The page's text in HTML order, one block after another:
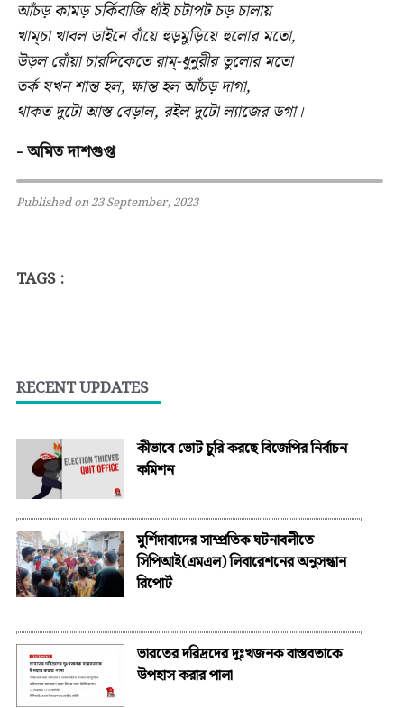
আঁচড় কামড় চর্কিবাজি ধাঁই চটাপট চড় চালায়
খাম্‌‌চা খাবল ডাইনে বাঁয়ে হুড়মুড়িয়ে হুলোর মতো,
উড়ল রোঁয়া চারদিকেতে রাম্-ধুনুরীর তুলোর মতো
তর্ক যখন শান্ত হল, ক্ষান্ত হল আঁচড় দাগা,
থাকত দুটো আস্ত বেড়াল, র‌‌ইল দুটো ল্যাজের ডগা।
- অমিত দাশগুপ্ত
Published on 23 September, 2023
TAGS :
RECENT UPDATES
কীভাবে ভোট চুরি করছে বিজেপির নির্বাচন
কমিশন
মুর্শিদাবাদের সাম্প্রতিক ঘটনাবলীতে
সিপিআই(এমএল) লিবারেশনের অনুসন্ধান
রিপোর্ট
ভারতের দরিদ্রদের দুঃখজনক বাস্তবতাকে
উপহাস করার পালা